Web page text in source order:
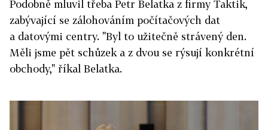
Podobně mluvil třeba Petr Belatka z firmy Taktik,
zabývající se zálohováním počítačových dat
a datovými centry. "Byl to užitečně strávený den.
Měli jsme pět schůzek a z dvou se rýsují konkrétní
obchody," říkal Belatka.